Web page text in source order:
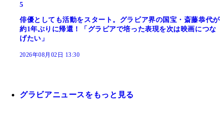
5
俳優としても活動をスタート。グラビア界の国宝・斎藤恭代が
約1年ぶりに帰還！「グラビアで培った表現を次は映画につな
げたい」
2026年08月02日 13:30
グラビアニュースをもっと見る